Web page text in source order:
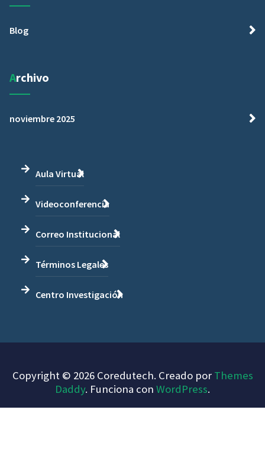
Blog
Archivo
noviembre 2025
Aula Virtual
Videoconferencia
Correo Institucional
Términos Legales
Centro Investigación
Copyright © 2026 Coredutech. Creado por Themes
Daddy. Funciona con WordPress.